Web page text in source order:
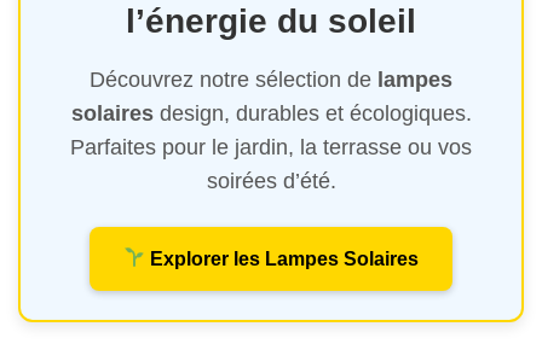
l’énergie du soleil
Découvrez notre sélection de lampes
solairesdesign, durables et écologiques.
Parfaites pour le jardin, la terrasse ou vos
soirées d’été.
Explorer les Lampes Solaires